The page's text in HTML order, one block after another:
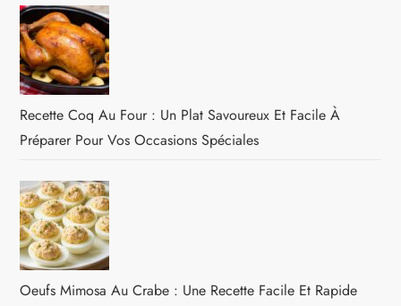
Recette Coq Au Four : Un Plat Savoureux Et Facile À
Préparer Pour Vos Occasions Spéciales
Oeufs Mimosa Au Crabe : Une Recette Facile Et Rapide